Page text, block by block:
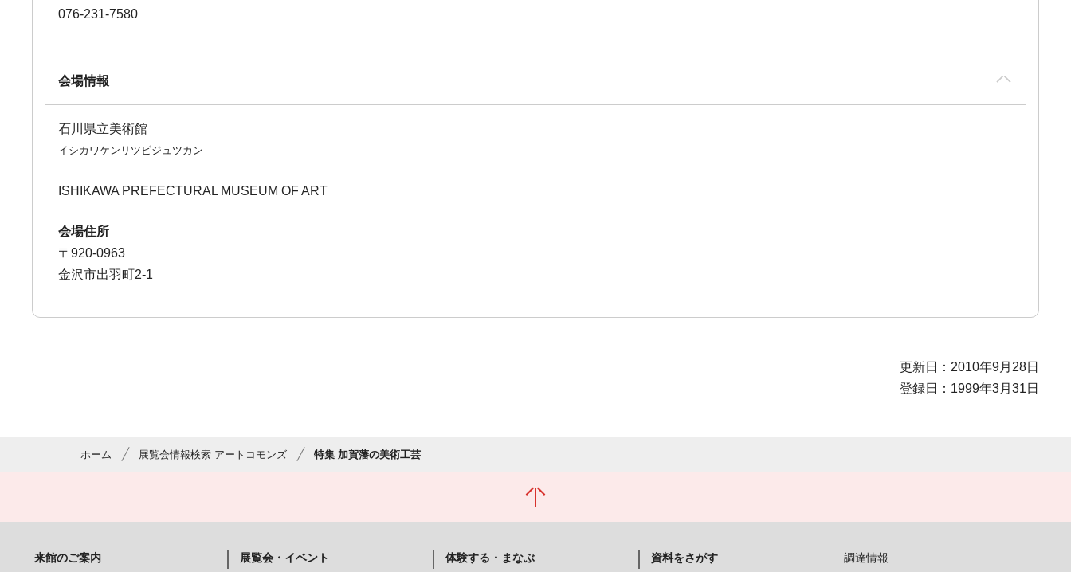
076-231-7580
会場情報
石川県立美術館
イシカワケンリツビジュツカン
ISHIKAWA PREFECTURAL MUSEUM OF ART
会場住所
〒920-0963
金沢市出羽町2-1
更新日：2010年9月28日
登録日：1999年3月31日
ホーム 展覧会情報検索 アートコモンズ 特集 加賀藩の美術工芸
来館のご案内 展覧会・イベント 体験する・まなぶ 資料をさがす
調達情報